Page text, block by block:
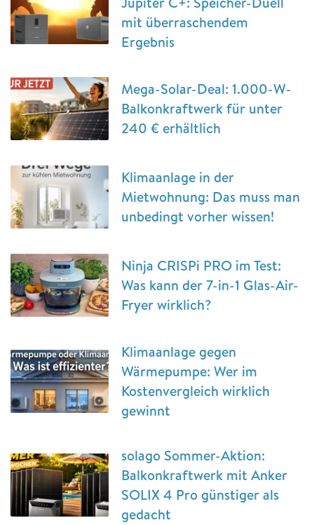
mit überraschendem
Ergebnis
Mega-Solar-Deal: 1.000-W-
Balkonkraftwerk für unter
240 € erhältlich
Klimaanlage in der
Mietwohnung: Das muss man
unbedingt vorher wissen!
Ninja CRISPi PRO im Test:
Was kann der 7-in-1 Glas-Air-
Fryer wirklich?
Klimaanlage gegen
Wärmepumpe: Wer im
Kostenvergleich wirklich
gewinnt
solago Sommer-Aktion:
Balkonkraftwerk mit Anker
SOLIX 4 Pro günstiger als
gedacht